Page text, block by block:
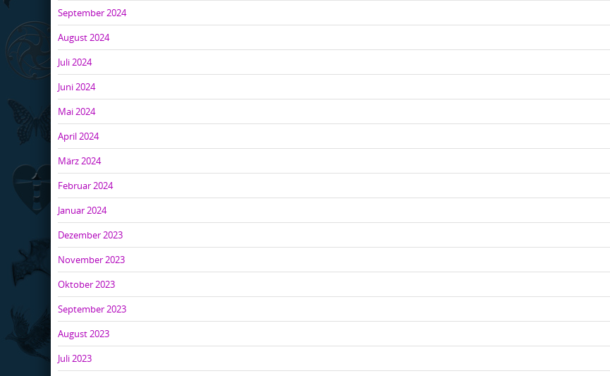
September 2024
August 2024
Juli 2024
Juni 2024
Mai 2024
April 2024
März 2024
Februar 2024
Januar 2024
Dezember 2023
November 2023
Oktober 2023
September 2023
August 2023
Juli 2023